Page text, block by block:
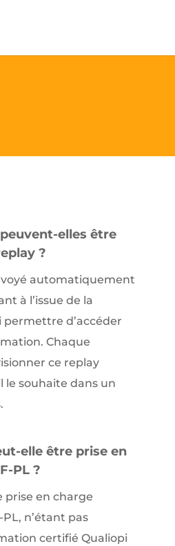
elles être
?
automatiquement
à l’issue de la
d’accéder
Chaque
ce replay
le souhaite dans un
elle être prise en
PL ?
prise en charge
n’étant pas
certifié Qualiopi